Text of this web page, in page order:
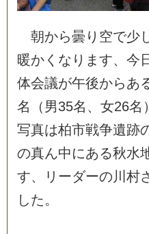
朝から曇 り 空で少
暖か く な り ま す、 今
体会議が午後からあ
名
（ 男35名 、 女26名 ）
写真は柏市戦争遺跡
の真ん中にある秋水
す、 リ ーダーの 川 村
した。